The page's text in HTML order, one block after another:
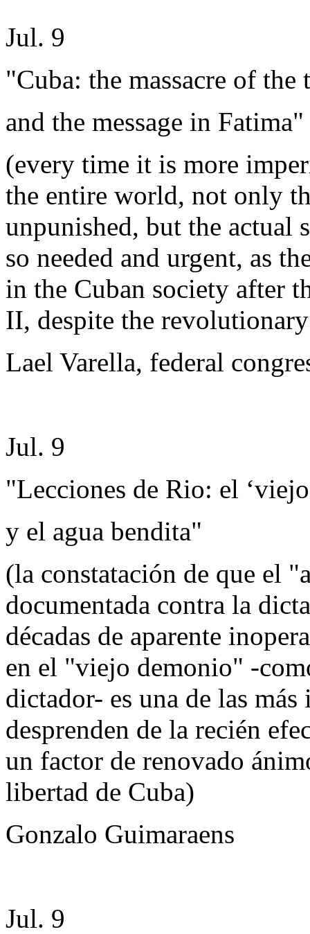
Jul. 9
"Cuba: the massacre of the
and the message in Fatima"
(every time it is more
the entire world, not only
unpunished, but the actual
so needed and urgent, as
in the Cuban society after
II, despite the
Lael Varella, federal
Jul. 9
"Lecciones de Rio: el
y el agua bendita"
(la constatación de que el
documentada contra la
décadas de aparente
en el "viejo demonio" -
dictador- es una de las
desprenden de la recién
un factor de renovado
libertad de Cuba)
Gonzalo Guimaraens
Jul. 9